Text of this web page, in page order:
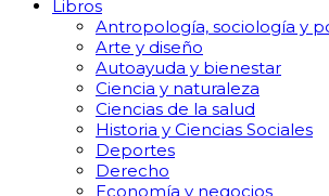
Libros
Antropología, sociología y
Arte y diseño
Autoayuda y bienestar
Ciencia y naturaleza
Ciencias de la salud
Historia y Ciencias Sociales
Deportes
Derecho
Economía y negocios